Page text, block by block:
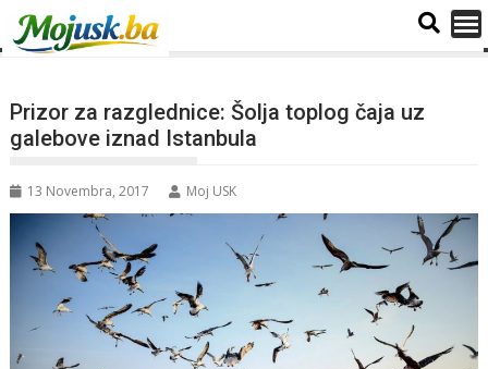
Prizor za razglednice: Šolja toplog čaja uz
galebove iznad Istanbula
13 Novembra, 2017 Moj USK